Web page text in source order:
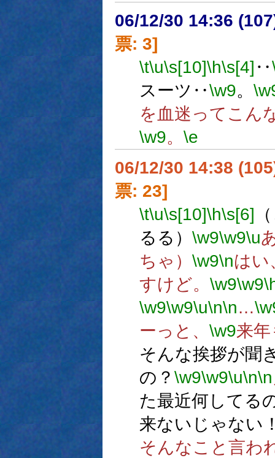
06/12/30 14:36
票: 3]
\t\u\s[10]\h\s[4] ‥
スーツ‥\w9。
を血迷ってこん
\w9。 \e
06/12/30 14:38
票: 23]
\t\u\s[10]\h\s[6]
るる） \w9\w9\u
ちゃ） \w9\nはい
すけど。 \w9\w9
\w9\w9\u\n\n…
ーっと、 \w9来
そんな挨拶が聞
の？ \w9\w9\u\n\n
た最近何してる
来ないじゃない
そんなこと言わ